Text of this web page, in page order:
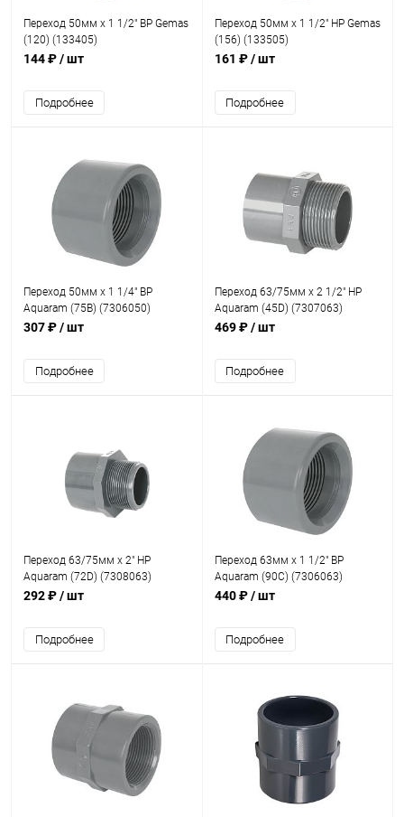
Переход 50мм x 1 1/2" ВР Gemas
(120) (133405)
144 ₽/ шт
Подробнее
Переход 50мм x 1 1/2" НР Gemas
(156) (133505)
161 ₽/ шт
Подробнее
Переход 50мм x 1 1/4" ВР
Aquaram (75В) (7306050)
307 ₽/ шт
Подробнее
Переход 63/75мм x 2 1/2" НР
Aquaram (45D) (7307063)
469 ₽/ шт
Подробнее
Переход 63/75мм x 2" НР
Aquaram (72D) (7308063)
292 ₽/ шт
Подробнее
Переход 63мм x 1 1/2" ВР
Aquaram (90С) (7306063)
440 ₽/ шт
Подробнее